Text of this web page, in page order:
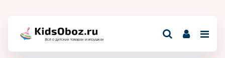
Всё о детских товарах и игрушках